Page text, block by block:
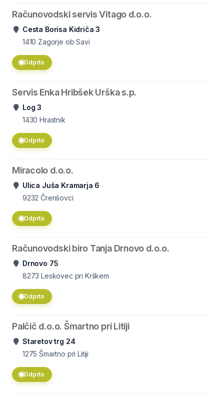
Računovodski servis Vitago d.o.o.
Cesta Borisa Kidriča 3
1410 Zagorje ob Savi
Odprto
Servis Enka Hribšek Urška s.p.
Log 3
1430 Hrastnik
Odprto
Miracolo d.o.o.
Ulica Juša Kramarja 6
9232 Črenšovci
Odprto
Računovodski biro Tanja Drnovo d.o.o.
Drnovo 75
8273 Leskovec pri Krškem
Odprto
Palčič d.o.o. Šmartno pri Litiji
Staretov trg 24
1275 Šmartno pri Litiji
Odprto